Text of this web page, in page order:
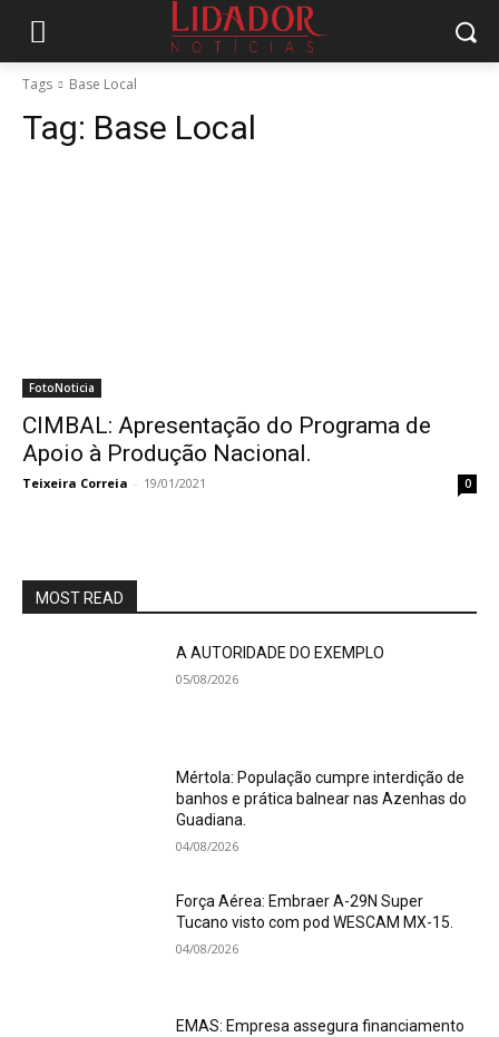
Tags Base Local
Tag: Base Local
FotoNoticia
CIMBAL: Apresentação do Programa de
Apoio à Produção Nacional.
Teixeira Correia - 19/01/2021 0
MOST READ
A AUTORIDADE DO EXEMPLO
05/08/2026
Mértola: População cumpre interdição de
banhos e prática balnear nas Azenhas do
Guadiana.
04/08/2026
Força Aérea: Embraer A-29N Super
Tucano visto com pod WESCAM MX-15.
04/08/2026
EMAS: Empresa assegura financiamento